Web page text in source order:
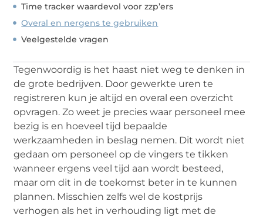
Time tracker waardevol voor zzp’ers
Overal en nergens te gebruiken
Veelgestelde vragen
Tegenwoordig is het haast niet weg te denken in
de grote bedrijven. Door gewerkte uren te
registreren kun je altijd en overal een overzicht
opvragen. Zo weet je precies waar personeel mee
bezig is en hoeveel tijd bepaalde
werkzaamheden in beslag nemen. Dit wordt niet
gedaan om personeel op de vingers te tikken
wanneer ergens veel tijd aan wordt besteed,
maar om dit in de toekomst beter in te kunnen
plannen. Misschien zelfs wel de kostprijs
verhogen als het in verhouding ligt met de